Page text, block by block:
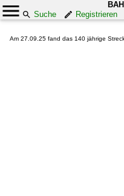
Suche
Registrieren
Am 27.09.25 fand das 140 jährige